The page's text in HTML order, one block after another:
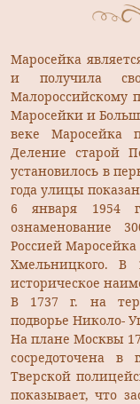
Маросейка
и получила
Малороссийскому
Маросейки и
веке Маросейка
Деление старой
установилось в
года улицы
6 января 1954
ознаменование
Россией
Хмельницкого. В
историческое
В 1737 г. на
подворье Николо-
На плане Москвы
сосредоточена в
Тверской
показывает, что